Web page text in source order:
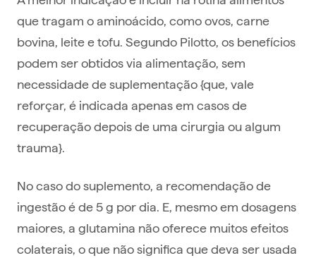
que tragam o aminoácido, como ovos, carne
bovina, leite e tofu. Segundo Pilotto, os benefícios
podem ser obtidos via alimentação, sem
necessidade de suplementação {que, vale
reforçar, é indicada apenas em casos de
recuperação depois de uma cirurgia ou algum
trauma}.
No caso do suplemento, a recomendação de
ingestão é de 5 g por dia. E, mesmo em dosagens
maiores, a glutamina não oferece muitosefeitos
colaterais, o que não significa que deva ser usada